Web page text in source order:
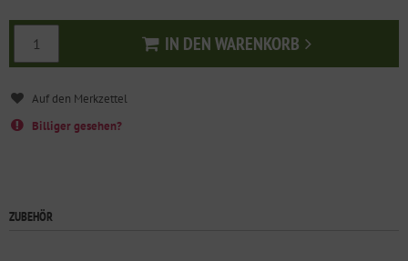
IN DEN WARENKORB
In den Warenkorb
Billiger gesehen?
ZUBEHÖR